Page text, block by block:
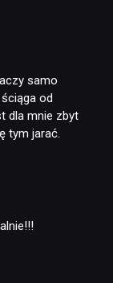
samo
od
dla mnie zbyt
tym jarać.